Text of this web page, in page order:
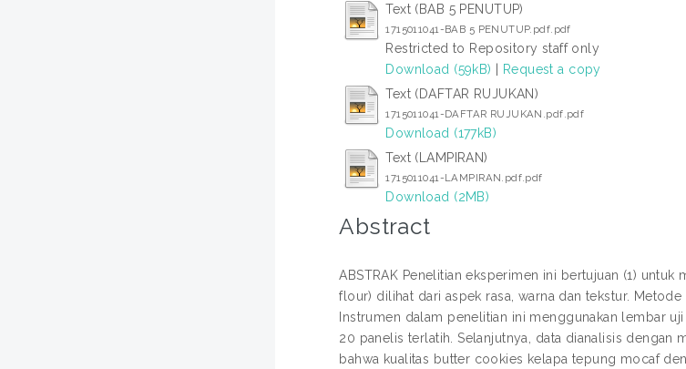
Text (BAB 5 PENUTUP)
1715011041-BAB 5 PENUTUP.pdf.pdf
Restricted to Repository staff only
Download (59kB) | Request a copy
Text (DAFTAR RUJUKAN)
1715011041-DAFTAR RUJUKAN.pdf.pdf
Download (177kB)
Text (LAMPIRAN)
1715011041-LAMPIRAN.pdf.pdf
Download (2MB)
Abstract
ABSTRAK Penelitian eksperimen ini bertujuan (1)
flour) dilihat dari aspek rasa, warna dan tekstur.
Instrumen dalam penelitian ini menggunakan lembar
20 panelis terlatih. Selanjutnya, data dianalisis dengan
bahwa kualitas butter cookies kelapa tepung mocaf